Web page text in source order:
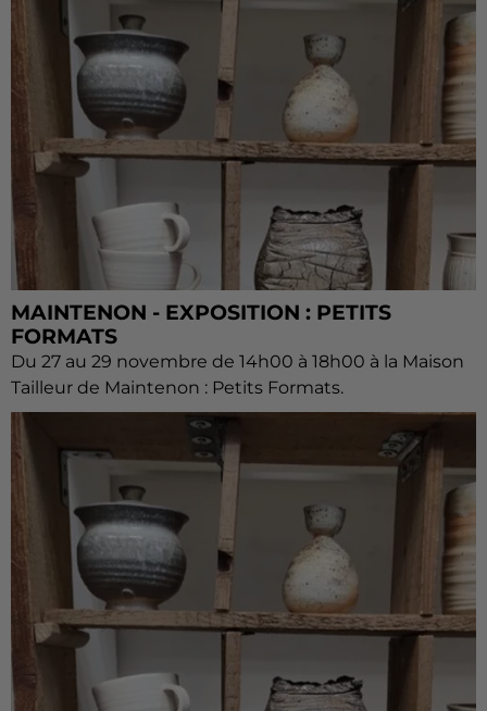
MAINTENON - EXPOSITION : PETITS
FORMATS
Du 27 au 29 novembre de 14h00 à 18h00 à la Maison
Tailleur de Maintenon : Petits Formats.